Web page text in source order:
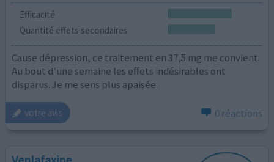
Efficacité
Quantité effets secondaires
Cause dépression, ce traitement en 37,5 mg me convient.
Au bout d'une semaine les effets indésirables ont
disparus. Je me sens plus apaisée.
votre avis 0 réactions